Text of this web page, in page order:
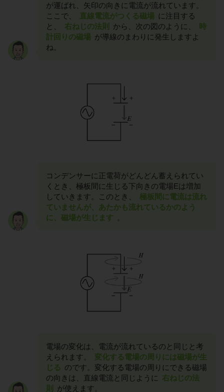
が運ばれ、矢印の向きに電流が流れています。
ここで、
直線電流がつくる磁場 に注目する
と、
右ねじの法則 から、次の図のように、
時
計回りの磁場 が導線のまわりに発生しますよ
ね。
コンデンサーに正電荷がどんどん蓄えられてい
くとき、極板間に生じる下向きの電場Eは増加
していきます。このとき、
極板間に電流は流れ
ていませんが、あたかも流れているかのよう
に、磁場が生じます
電場の変化は、電流が流れているのと同じと考
えられます。
変化する電場の周りには磁場が生
じる のです。変化する電場の周りにできる磁場
の向きは、直線電流と同じように 右ねじの法
則
が使えます。